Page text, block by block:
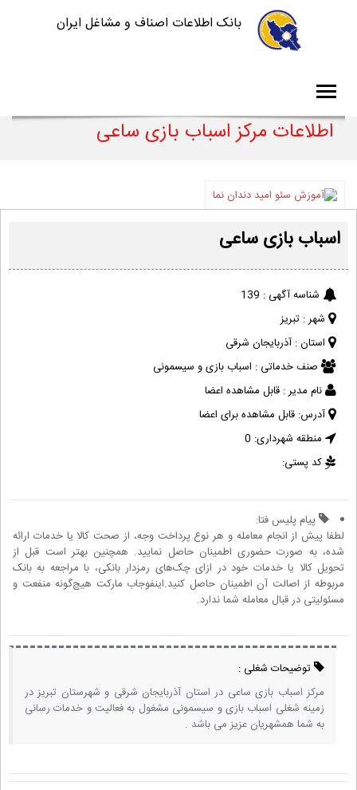
بانک اطلاعات اصناف و مشاغل ایران
اطلاعات مرکز اسباب بازی ساعی
اسباب بازی ساعی
شناسه آگهی : 139
شهر : تبریز
استان : آذربایجان شرقی
صنف خدماتی : اسباب بازی و سیسمونی
نام مدیر : قابل مشاهده اعضا
آدرس: قابل مشاهده برای اعضا
منطقه شهرداری: 0
کد پستی:
پیام پلیس فتا:
لطفا پیش از انجام معامله و هر نوع پرداخت وجه، از صحت کالا یا خدمات ارائه
شده، به صورت حضوری اطمینان حاصل نمایید. همچنین بهتر است قبل از
تحویل کالا یا خدمات خود در ازای چک‌های رمزدار بانکی، با مراجعه به بانک
مربوطه از اصالت آن اطمینان حاصل کنید.اینفوجاب مارکت هیچ‌گونه منفعت و
مسئولیتی در قبال معامله شما ندارد.
توضیحات شغلی :
مرکز اسباب بازی ساعی در استان آذربایجان شرقی و شهرستان تبریز در
زمینه شغلی اسباب بازی و سیسمونی مشغول به فعالیت و خدمات رسانی
به شما همشهریان عزیز می باشد .